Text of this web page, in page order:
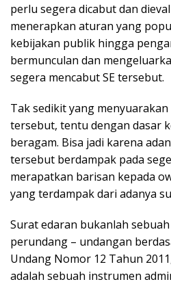
perlu segera dicabut dan
menerapkan aturan yang
kebijakan publik hingga
bermunculan dan
segera mencabut SE tersebut.
Tak sedikit yang
tersebut, tentu dengan dasar
beragam. Bisa jadi karena
tersebut berdampak pada
merapatkan barisan kepada
yang terdampak dari adanya
Surat edaran bukanlah
perundang – undangan
Undang Nomor 12 Tahun
adalah sebuah instrumen